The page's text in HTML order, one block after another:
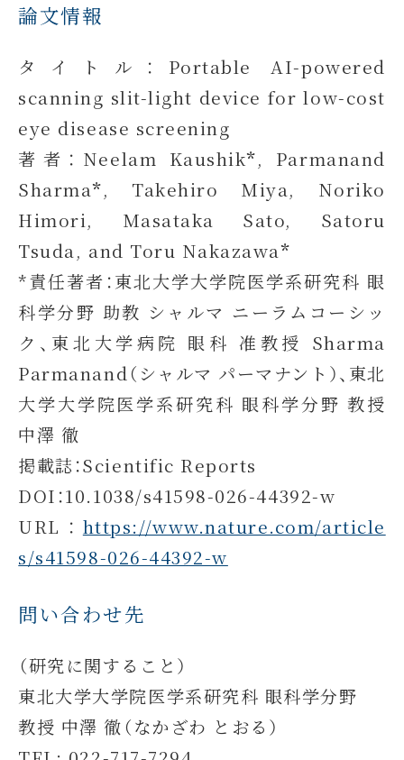
論文情報
タイトル：Portable AI-powered
scanning slit-light device for low-cost
eye disease screening
著者：Neelam Kaushik*, Parmanand
Sharma*, Takehiro Miya, Noriko
Himori, Masataka Sato, Satoru
Tsuda, and Toru Nakazawa*
*責任著者：東北大学大学院医学系研究科 眼
科学分野 助教 シャルマ ニーラムコーシッ
ク、東北大学病院 眼科 准教授 Sharma
Parmanand（シャルマ パーマナント）、東北
大学大学院医学系研究科 眼科学分野 教授
中澤 徹
掲載誌：Scientific Reports
DOI：10.1038/s41598-026-44392-w
URL： https://www.nature.com/article
s/s41598-026-44392-w
問い合わせ先
（研究に関すること）
東北大学大学院医学系研究科 眼科学分野
教授 中澤 徹（なかざわ とおる）